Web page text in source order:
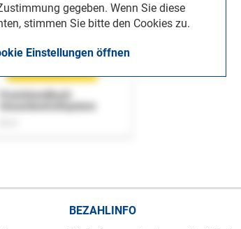
gegeben. Wenn Sie diese
stimmen Sie bitte den Cookies zu.
Einstellungen öffnen
Praxishandbuch
BEZAHLINFO